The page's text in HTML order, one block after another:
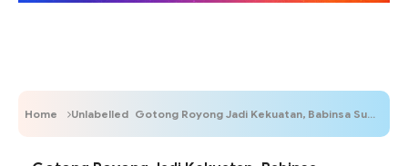
Home Unlabelled Gotong Royong Jadi Kekuatan, Babinsa Sumberurip Dampingi Warga Rabat Beton Jalan Dusun